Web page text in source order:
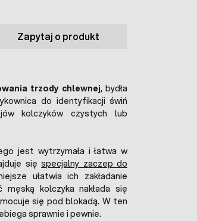
Zapytaj o produkt
trzody chlewnej, bydła
do identyfikacji świń
kolczyków czystych lub
jest wytrzymała i łatwa w
sięspecjalny zaczep do
ułatwia ich zakładanie
męską kolczyka nakłada się
się pod blokadą. W ten
sprawnie i pewnie.